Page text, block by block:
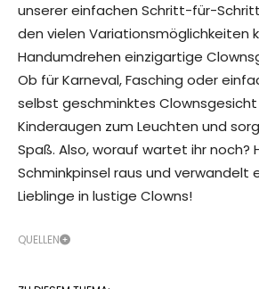
unserer einfachen Schritt-für-
den vielen Variationsmöglichkeiten
Handumdrehen einzigartige
Ob für Karneval, Fasching oder
selbst geschminktes
Kinderaugen zum Leuchten und
Spaß. Also, worauf wartet ihr noch?
Schminkpinsel raus und verwandelt
Lieblinge in lustige Clowns!
QUELLEN